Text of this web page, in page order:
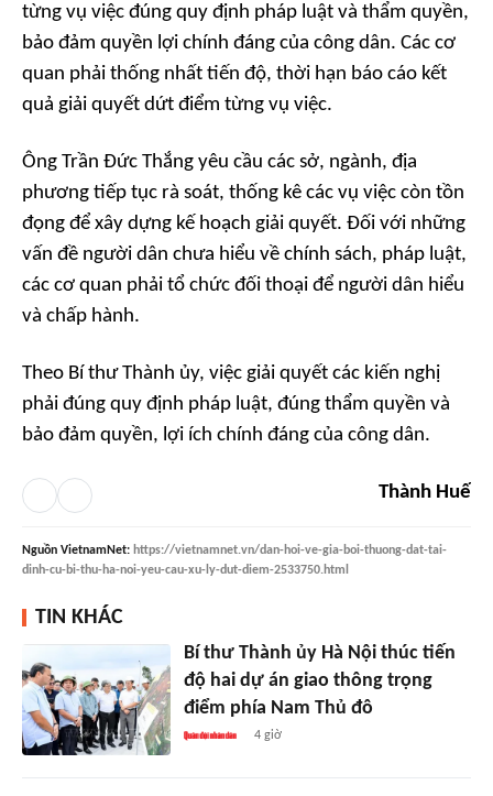
từng vụ việc đúng quy định pháp luật và thẩm quyền,
bảo đảm quyền lợi chính đáng của công dân. Các cơ
quan phải thống nhất tiến độ, thời hạn báo cáo kết
quả giải quyết dứt điểm từng vụ việc.
Ông Trần Đức Thắng yêu cầu các sở, ngành, địa
phương tiếp tục rà soát, thống kê các vụ việc còn tồn
đọng để xây dựng kế hoạch giải quyết. Đối với những
vấn đề người dân chưa hiểu về chính sách, pháp luật,
các cơ quan phải tổ chức đối thoại để người dân hiểu
và chấp hành.
Theo Bí thư Thành ủy, việc giải quyết các kiến nghị
phải đúng quy định pháp luật, đúng thẩm quyền và
bảo đảm quyền, lợi ích chính đáng của công dân.
Thành Huế
Nguồn VietnamNet: https://vietnamnet.vn/dan-hoi-ve-gia-boi-thuong-dat-tai-
dinh-cu-bi-thu-ha-noi-yeu-cau-xu-ly-dut-diem-2533750.html
TIN KHÁC
Bí thư Thành ủy Hà Nội thúc tiến
độ hai dự án giao thông trọng
điểm phía Nam Thủ đô
4 giờ